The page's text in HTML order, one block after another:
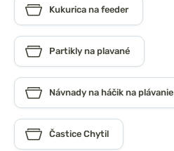
Kukurica na feeder
Partikly na plavané
Návnady na háčik na plávanie
Častice Chytil